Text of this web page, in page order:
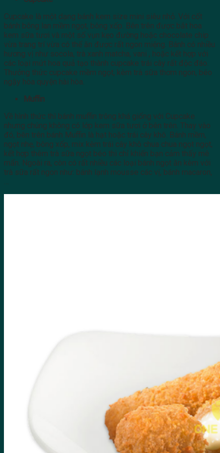
Cupcake là một dạng bánh kem size mini siêu nhỏ. Với cốt
bánh bông lan mềm ngọt, bông xốp. Bên trên được bắt hoa
kem sữa tươi và một số vụn kẹo đường hoặc chocolate chip
vừa trang trí vừa có thể ăn được rất ngon miệng. Bánh có nhiều
hương vị như socola, trà xanh matcha, vani , hoặc kết hợp với
các loại mứt hoa quả tạo thành cupcake trái cây rất độc đáo.
Thưởng thức cupcake mềm ngọt, kèm trà sữa thơm ngon, béo
ngậy hòa quyện hài hòa.
Muffin
Về hình thức thì bánh muffin trông khá giống với Cupcake
nhưng chúng không có lớp kem sữa tươi ở bên trên. Thay vào
đó, bên trên bánh Muffin là hạt hoặc trái cây khô. Bánh mềm,
ngọt nhẹ, bông xốp, mix kèm trái cây khô chua chua ngọt ngọt,
kết hợp thêm trà sữa ngọt béo thì chỉ khiến bạn cảm thấy mê
mẩn. Ngoài ra, còn có rất nhiều các loại bánh ngọt ăn kèm với
trà sữa rất ngon như: bánh lạnh mousse các vị, bánh macaron,
…